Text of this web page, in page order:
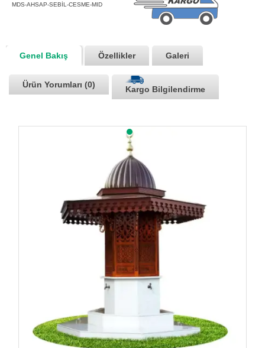
MDS-AHSAP-SEBİL-CESME-MID
Genel Bakış Özellikler Galeri
Ürün Yorumları (0)
Kargo Bilgilendirme